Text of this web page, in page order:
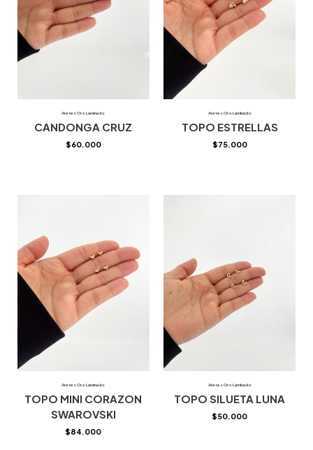
Aretes Oro Laminado
CANDONGA CRUZ
$60.000
Aretes Oro Laminado
TOPO ESTRELLAS
$75.000
Aretes Oro Laminado
TOPO MINI CORAZON
SWAROVSKI
$84.000
Aretes Oro Laminado
TOPO SILUETA LUNA
$50.000